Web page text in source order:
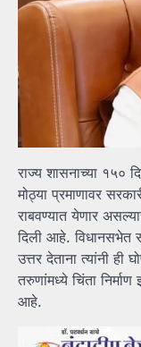
राज्य शासनाच्या १५०
मोठ्या प्रमाणावर
राबवण्यात येणार
दिली आहे. विधानसभेत
उत्तर देताना त्यांनी
तरुणांमध्ये चिंता
आहे.